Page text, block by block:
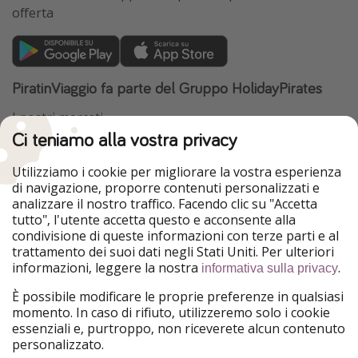
offerta
PiratinViaggio fa parte del Gruppo HolidayPirates
I nostri mercati
HolidayPirates
VakantiePiraten
WakacyjniPiraci
Ferienpiraten
Urlaubspiraten
Urlaubspiraten
ViajerosPiratas
TravelPirates
Il nostro gruppo
HolidayPirates Group
Conoscici meglio
Chi siamo
Lavora con noi
Informazioni legali
Termini d' Uso
Ci teniamo alla vostra privacy
Utilizziamo i cookie per migliorare la vostra esperienza
di navigazione, proporre contenuti personalizzati e
analizzare il nostro traffico. Facendo clic su "Accetta
tutto", l'utente accetta questo e acconsente alla
condivisione di queste informazioni con terze parti e al
trattamento dei suoi dati negli Stati Uniti. Per ulteriori
informazioni, leggere la nostra informativa sulla privacy.
È possibile modificare le proprie preferenze in qualsiasi
momento. In caso di rifiuto, utilizzeremo solo i cookie
essenziali e, purtroppo, non riceverete alcun contenuto
personalizzato.